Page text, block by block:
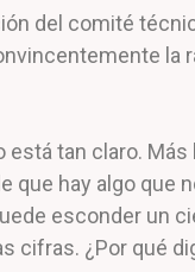
del comité
la
está tan claro. Más
que hay algo que
esconder un
cifras. ¿Por qué